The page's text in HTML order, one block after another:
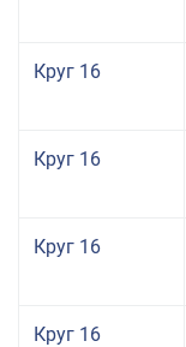
Круг 16
Круг 16
Круг 16
Круг 16